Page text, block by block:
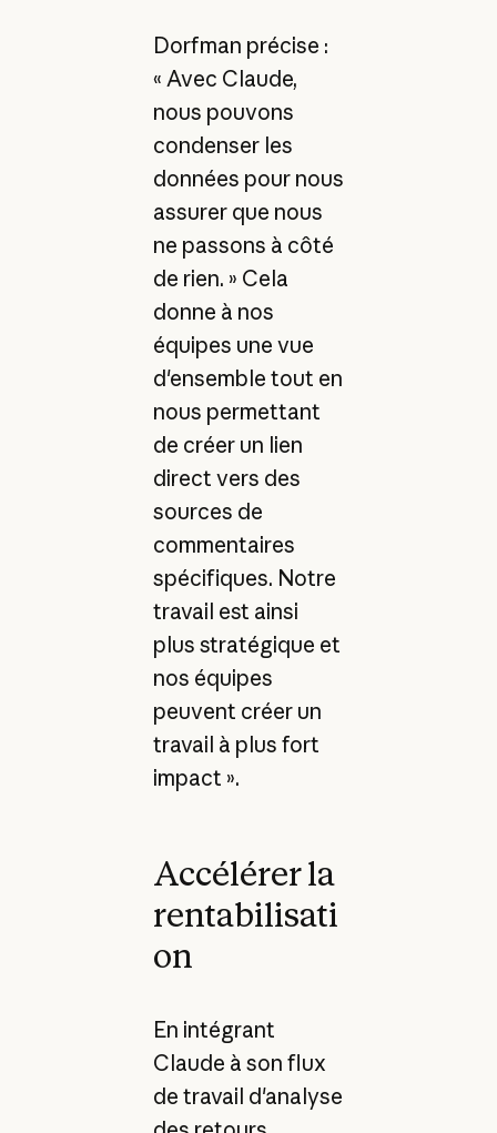
Dorfman précise :
« Avec Claude,
nous pouvons
condenser les
données pour nous
assurer que nous
ne passons à côté
de rien. » Cela
donne à nos
équipes une vue
d'ensemble tout en
nous permettant
de créer un lien
direct vers des
sources de
commentaires
spécifiques. Notre
travail est ainsi
plus stratégique et
nos équipes
peuvent créer un
travail à plus fort
impact ».
Accélérer la
rentabilisati
on
En intégrant
Claude à son flux
de travail d'analyse